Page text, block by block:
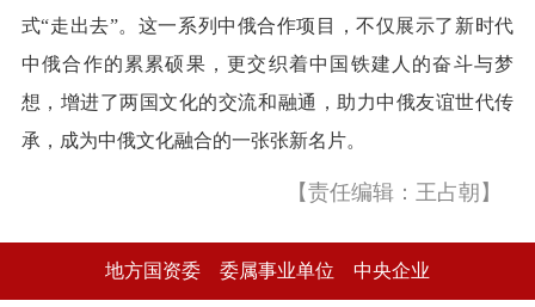
式“走出去”。这一系列中俄合作项目，不仅展示了新时代
中俄合作的累累硕果，更交织着中国铁建人的奋斗与梦
想，增进了两国文化的交流和融通，助力中俄友谊世代传
承，成为中俄文化融合的一张张新名片。
【责任编辑：王占朝】
地方国资委 委属事业单位 中央企业